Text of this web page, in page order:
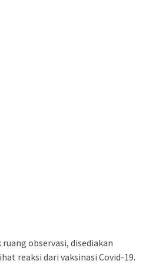
observasi, disediakan
reaksi dari vaksinasi Covid-19.